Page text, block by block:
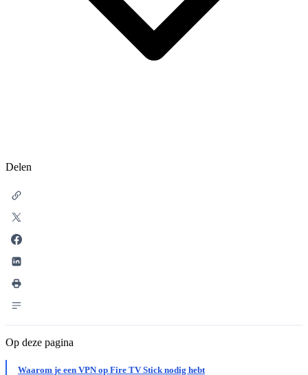
Delen
Op deze pagina
Waarom je een VPN op Fire TV Stick nodig hebt